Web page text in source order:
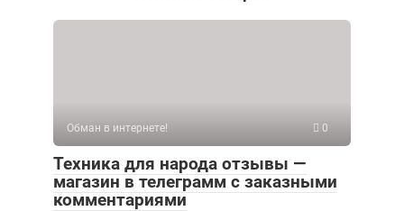
Обман в интернете! 0
Техника для народа отзывы —
магазин в телеграмм с заказными
комментариями